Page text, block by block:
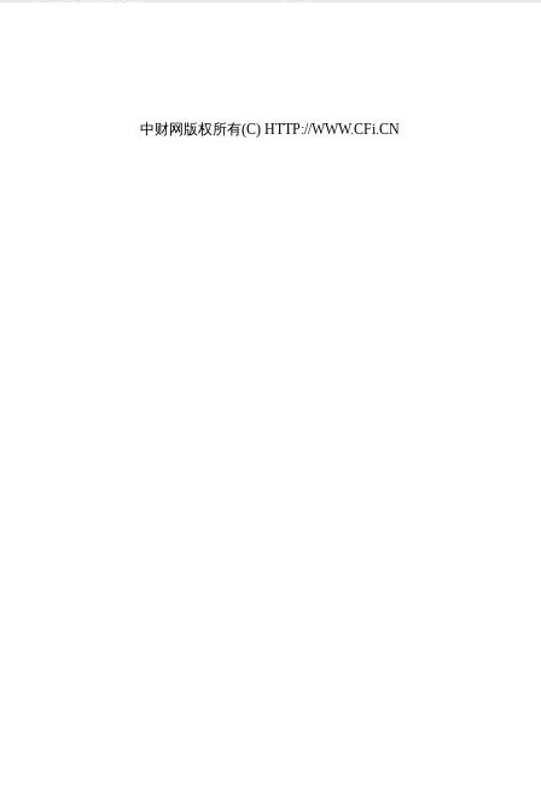
中财网版权所有(C) HTTP://WWW.CFi.CN